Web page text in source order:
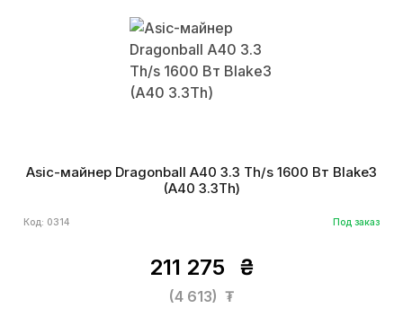
Asic-майнер Dragonball A40 3.3 Th/s 1600 Вт Blake3
(A40 3.3Th)
Код: 0314 Под заказ
211 275 ₴
(4 613) ₮